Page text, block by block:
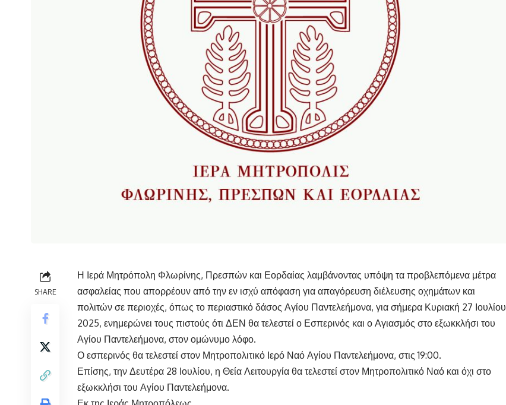
SHARE
Η Ιερά Μητρόπολη Φλωρίνης, Πρεσπών και Εορδαίας λαμβάνοντας υπόψη τα προβλεπόμενα μέτρα
ασφαλείας που απορρέουν από την εν ισχύ απόφαση για απαγόρευση διέλευσης οχημάτων και
πολιτών σε περιοχές, όπως το περιαστικό δάσος Αγίου Παντελεήμονα, για σήμερα Κυριακή 27 Ιουλίου
2025, ενημερώνει τους πιστούς ότι ΔΕΝ θα τελεστεί ο Εσπερινός και ο Αγιασμός στο εξωκκλήσι του
Αγίου Παντελεήμονα, στον ομώνυμο λόφο.
Ο εσπερινός θα τελεστεί στον Μητροπολιτικό Ιερό Ναό Αγίου Παντελεήμονα, στις 19:00.
Επίσης, την Δευτέρα 28 Ιουλίου, η Θεία Λειτουργία θα τελεστεί στον Μητροπολιτικό Ναό και όχι στο
εξωκκλήσι του Αγίου Παντελεήμονα.